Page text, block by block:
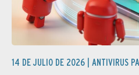
14 DE JULIO DE 2026 | ANTIVIRUS